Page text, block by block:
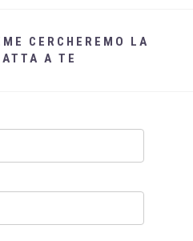
CERCHEREMO LA
A TE